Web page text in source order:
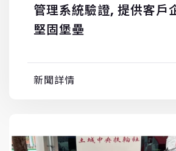
管理系統驗證, 提供客戶
堅固堡壘
新聞詳情